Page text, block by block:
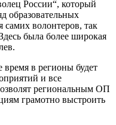
России“, который
образовательных
самих волонтеров, так
была более широкая
в регионы будет
и все
региональным ОП
грамотно выстроить